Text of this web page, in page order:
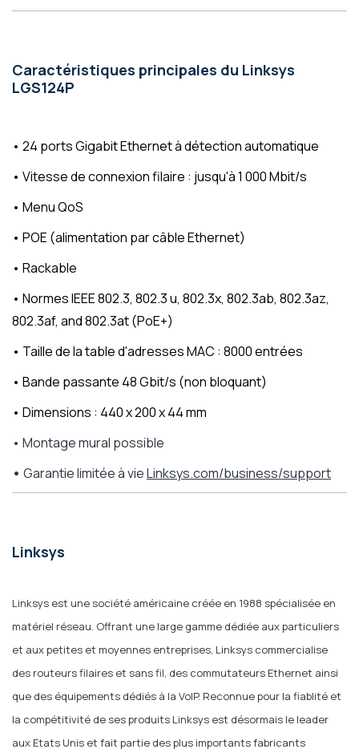
Caractéristiques principales du Linksys
LGS124P
• 24 ports Gigabit Ethernet à détection automatique
• Vitesse de connexion filaire : jusqu'à 1 000 Mbit/s
• MenuQoS
• POE (alimentation par câble Ethernet)
• Rackable
• Normes IEEE 802.3, 802.3 u, 802.3x, 802.3ab, 802.3az,
802.3af, and 802.3at (PoE+)
• Taille de la table d'adresses MAC : 8000 entrées
• Bande passante 48 Gbit/s (non bloquant)
• Dimensions : 440 x 200 x 44 mm
• Montage mural possible
• Garantie limitée à vieLinksys.com/business/support
Linksys
Linksys est une société américaine créée en 1988 spécialisée en
matériel réseau. Offrant une large gamme dédiée aux particuliers
et aux petites et moyennes entreprises, Linksys commercialise
des routeurs filaires et sans fil, des commutateurs Ethernet ainsi
que des équipements dédiés à la VoIP. Reconnue pour la fiablité et
la compétitivité de ses produits Linksys est désormais le leader
aux Etats Unis et fait partie des plus importants fabricants